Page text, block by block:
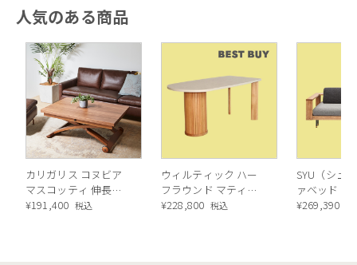
人気のある商品
カリガリス コヌビア
マスコッティ 伸長・
昇降式テーブル ／
¥191,400 税込
ウィルティック ハー
フラウンド マティエ
ラ塗装 ダイニングテ
¥228,800 税込
SYU（シュ
ァベッド（
ル）190cm
¥269,390